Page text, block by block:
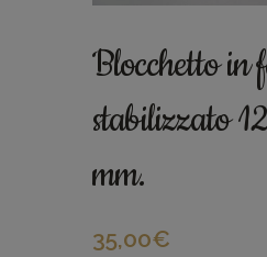
Blocchetto in
stabilizzato
mm.
35,00€